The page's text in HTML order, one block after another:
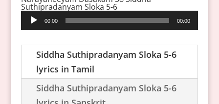
Suthipradanyam Sloka 5-6
Audio
Player
00:00 00:00
Siddha Suthipradanyam Sloka 5-6
lyrics in Tamil
Siddha Suthipradanyam Sloka 5-6